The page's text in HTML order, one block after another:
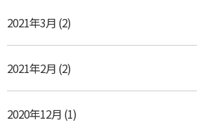
2021年3月 (2)
2021年2月 (2)
2020年12月 (1)